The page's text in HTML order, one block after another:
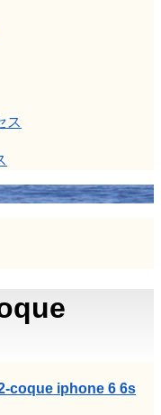
ス
coque iphone 6 6s